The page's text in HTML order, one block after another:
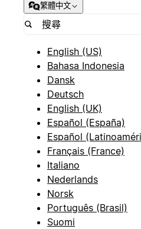
繁體中文
English (US)
Bahasa Indonesia
Dansk
Deutsch
English (UK)
Español (España)
Español
Français (France)
Italiano
Nederlands
Norsk
Português (Brasil)
Suomi